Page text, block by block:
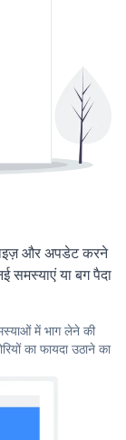
और अपडेट करने
या बग पैदा
में भाग लेने की
का फायदा उठाने का